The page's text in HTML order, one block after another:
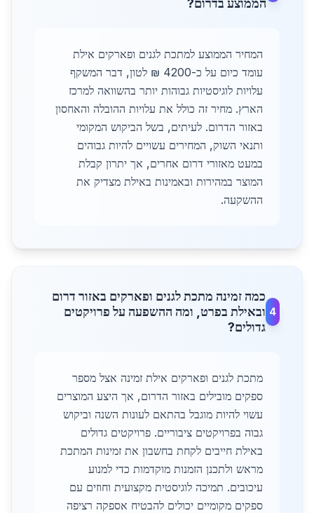
הממוצע בדרום?
המחיר הממוצע למתכת לגנים ופארקים אילת
עומד כיום על כ-4200 ₪ לטון, דבר המשקף
עלויות לוגיסטיות גבוהות יותר בהשוואה למרכז
הארץ. מחיר זה כולל את עלויות ההובלה והאחסון
באזור הדרום. לעיתים, בשל הביקוש המקומי
ותנאי השוק, המחירים עשויים להיות גבוהים
במעט מאזורי דרום אחרים, אך יתרון קבלת
המוצר במהירות ובאמינות באילת מצדיק את
ההשקעה.
4
כמה זמינה מתכת לגנים ופארקים באזור דרום
ובאילת בפרט, ומה ההשפעה על פרויקטים
גדולים?
מתכת לגנים ופארקים אילת זמינה אצל מספר
ספקים מובילים באזור הדרום, אך היצע המוצרים
עשוי להיות מוגבל בהתאם לעונות השנה וביקוש
גבוה בפרויקטים ציבוריים. פרויקטים גדולים
באילת חייבים לקחת בחשבון את זמינות המתכת
מראש ולתכנן הזמנות מוקדמות כדי למנוע
עיכובים. תמיכה לוגיסטית מקצועית וחוזים עם
ספקים מקומיים יכולים להבטיח אספקה רציפה